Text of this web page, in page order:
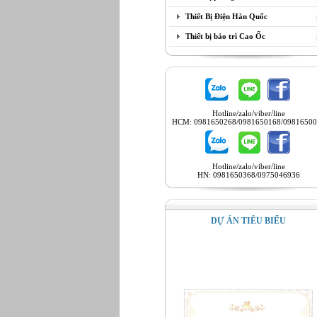
Thiết Bị Điện Hàn Quốc
Thiết bị bảo trì Cao Ốc
Hotline/zalo/viber/line
HCM: 0981650268/0981650168/
Hotline/zalo/viber/line
HN: 0981650368/0975046936
DỰ ÁN TIÊU BIỂU